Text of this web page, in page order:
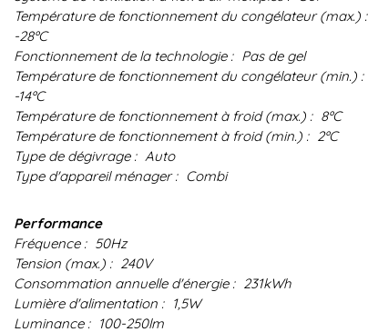
Température de fonctionnement du congélateur (max.) :
-28ºC
Fonctionnement de la technologie : Pas de gel
Température de fonctionnement du congélateur (min.) :
-14ºC
Température de fonctionnement à froid (max.) : 8ºC
Température de fonctionnement à froid (min.) : 2ºC
Type de dégivrage : Auto
Type d'appareil ménager : Combi
Performance
Fréquence : 50Hz
Tension (max.) : 240V
Consommation annuelle d'énergie : 231kWh
Lumière d'alimentation : 1,5W
Luminance : 100-250lm